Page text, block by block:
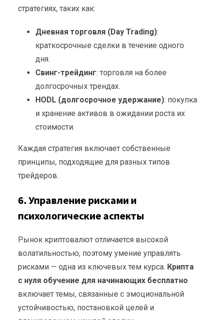
стратегиях, таких как:
Дневная торговля (Day Trading):
краткосрочные сделки в течение одного
дня.
Свинг-трейдинг: торговля на более
долгосрочных трендах.
HODL (долгосрочное удержание): покупка
и хранение активов в ожидании роста их
стоимости.
Каждая стратегия включает собственные
принципы, подходящие для разных типов
трейдеров.
6. Управление рисками и
психологические аспекты
Рынок криптовалют отличается высокой
волатильностью, поэтому умение управлять
рисками — одна из ключевых тем курса. Крипта
с нуля обучение для начинающих бесплатно
включает темы, связанные с эмоциональной
устойчивостью, постановкой целей и